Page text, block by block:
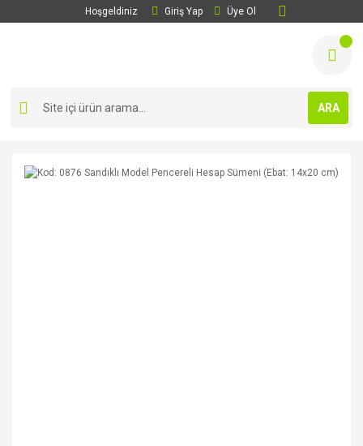
Hoşgeldiniz Giriş Yap Üye Ol
ARA